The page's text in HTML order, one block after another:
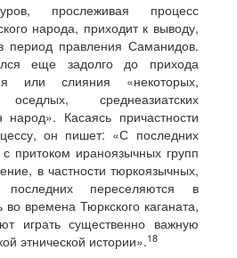
прослеживая процесс
народа, приходит к выводу,
период правления Саманидов.
еще задолго до прихода
или слияния «некоторых,
оседлых, среднеазиатских
Касаясь причастности
он пишет: «С последних
притоком ираноязычных групп
в частности тюркоязычных,
переселяются в
времена Тюркского каганата,
играть существенно важную
этнической истории».18